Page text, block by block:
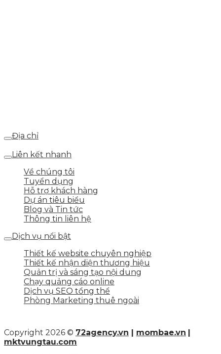
Địa chỉ
Liên kết nhanh
Về chúng tôi
Tuyển dụng
Hỗ trợ khách hàng
Dự án tiêu biểu
Blog và Tin tức
Thông tin liên hệ
Dịch vụ nổi bật
Thiết kế website chuyên nghiệp
Thiết kế nhận diện thương hiệu
Quản trị và sáng tạo nội dung
Chạy quảng cáo online
Dịch vụ SEO tổng thể
Phòng Marketing thuê ngoài
Copyright 2026 © 72agency.vn mombae.vn
mktvungtau.com